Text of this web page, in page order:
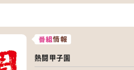
番組情報
熱闘甲子園